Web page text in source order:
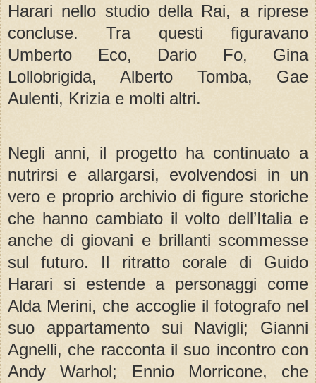
Harari nello studio della Rai, a riprese
concluse. Tra questi figuravano
Umberto Eco, Dario Fo, Gina
Lollobrigida, Alberto Tomba, Gae
Aulenti, Krizia e molti altri.
Negli anni, il progetto ha continuato a
nutrirsi e allargarsi, evolvendosi in un
vero e proprio archivio di figure storiche
che hanno cambiato il volto dell’Italia e
anche di giovani e brillanti scommesse
sul futuro. Il ritratto corale di Guido
Harari si estende a personaggi come
Alda Merini, che accoglie il fotografo nel
suo appartamento sui Navigli; Gianni
Agnelli, che racconta il suo incontro con
Andy Warhol; Ennio Morricone, che